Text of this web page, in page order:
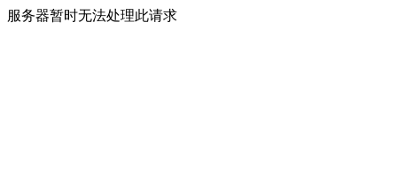
服务器暂时无法处理此请求